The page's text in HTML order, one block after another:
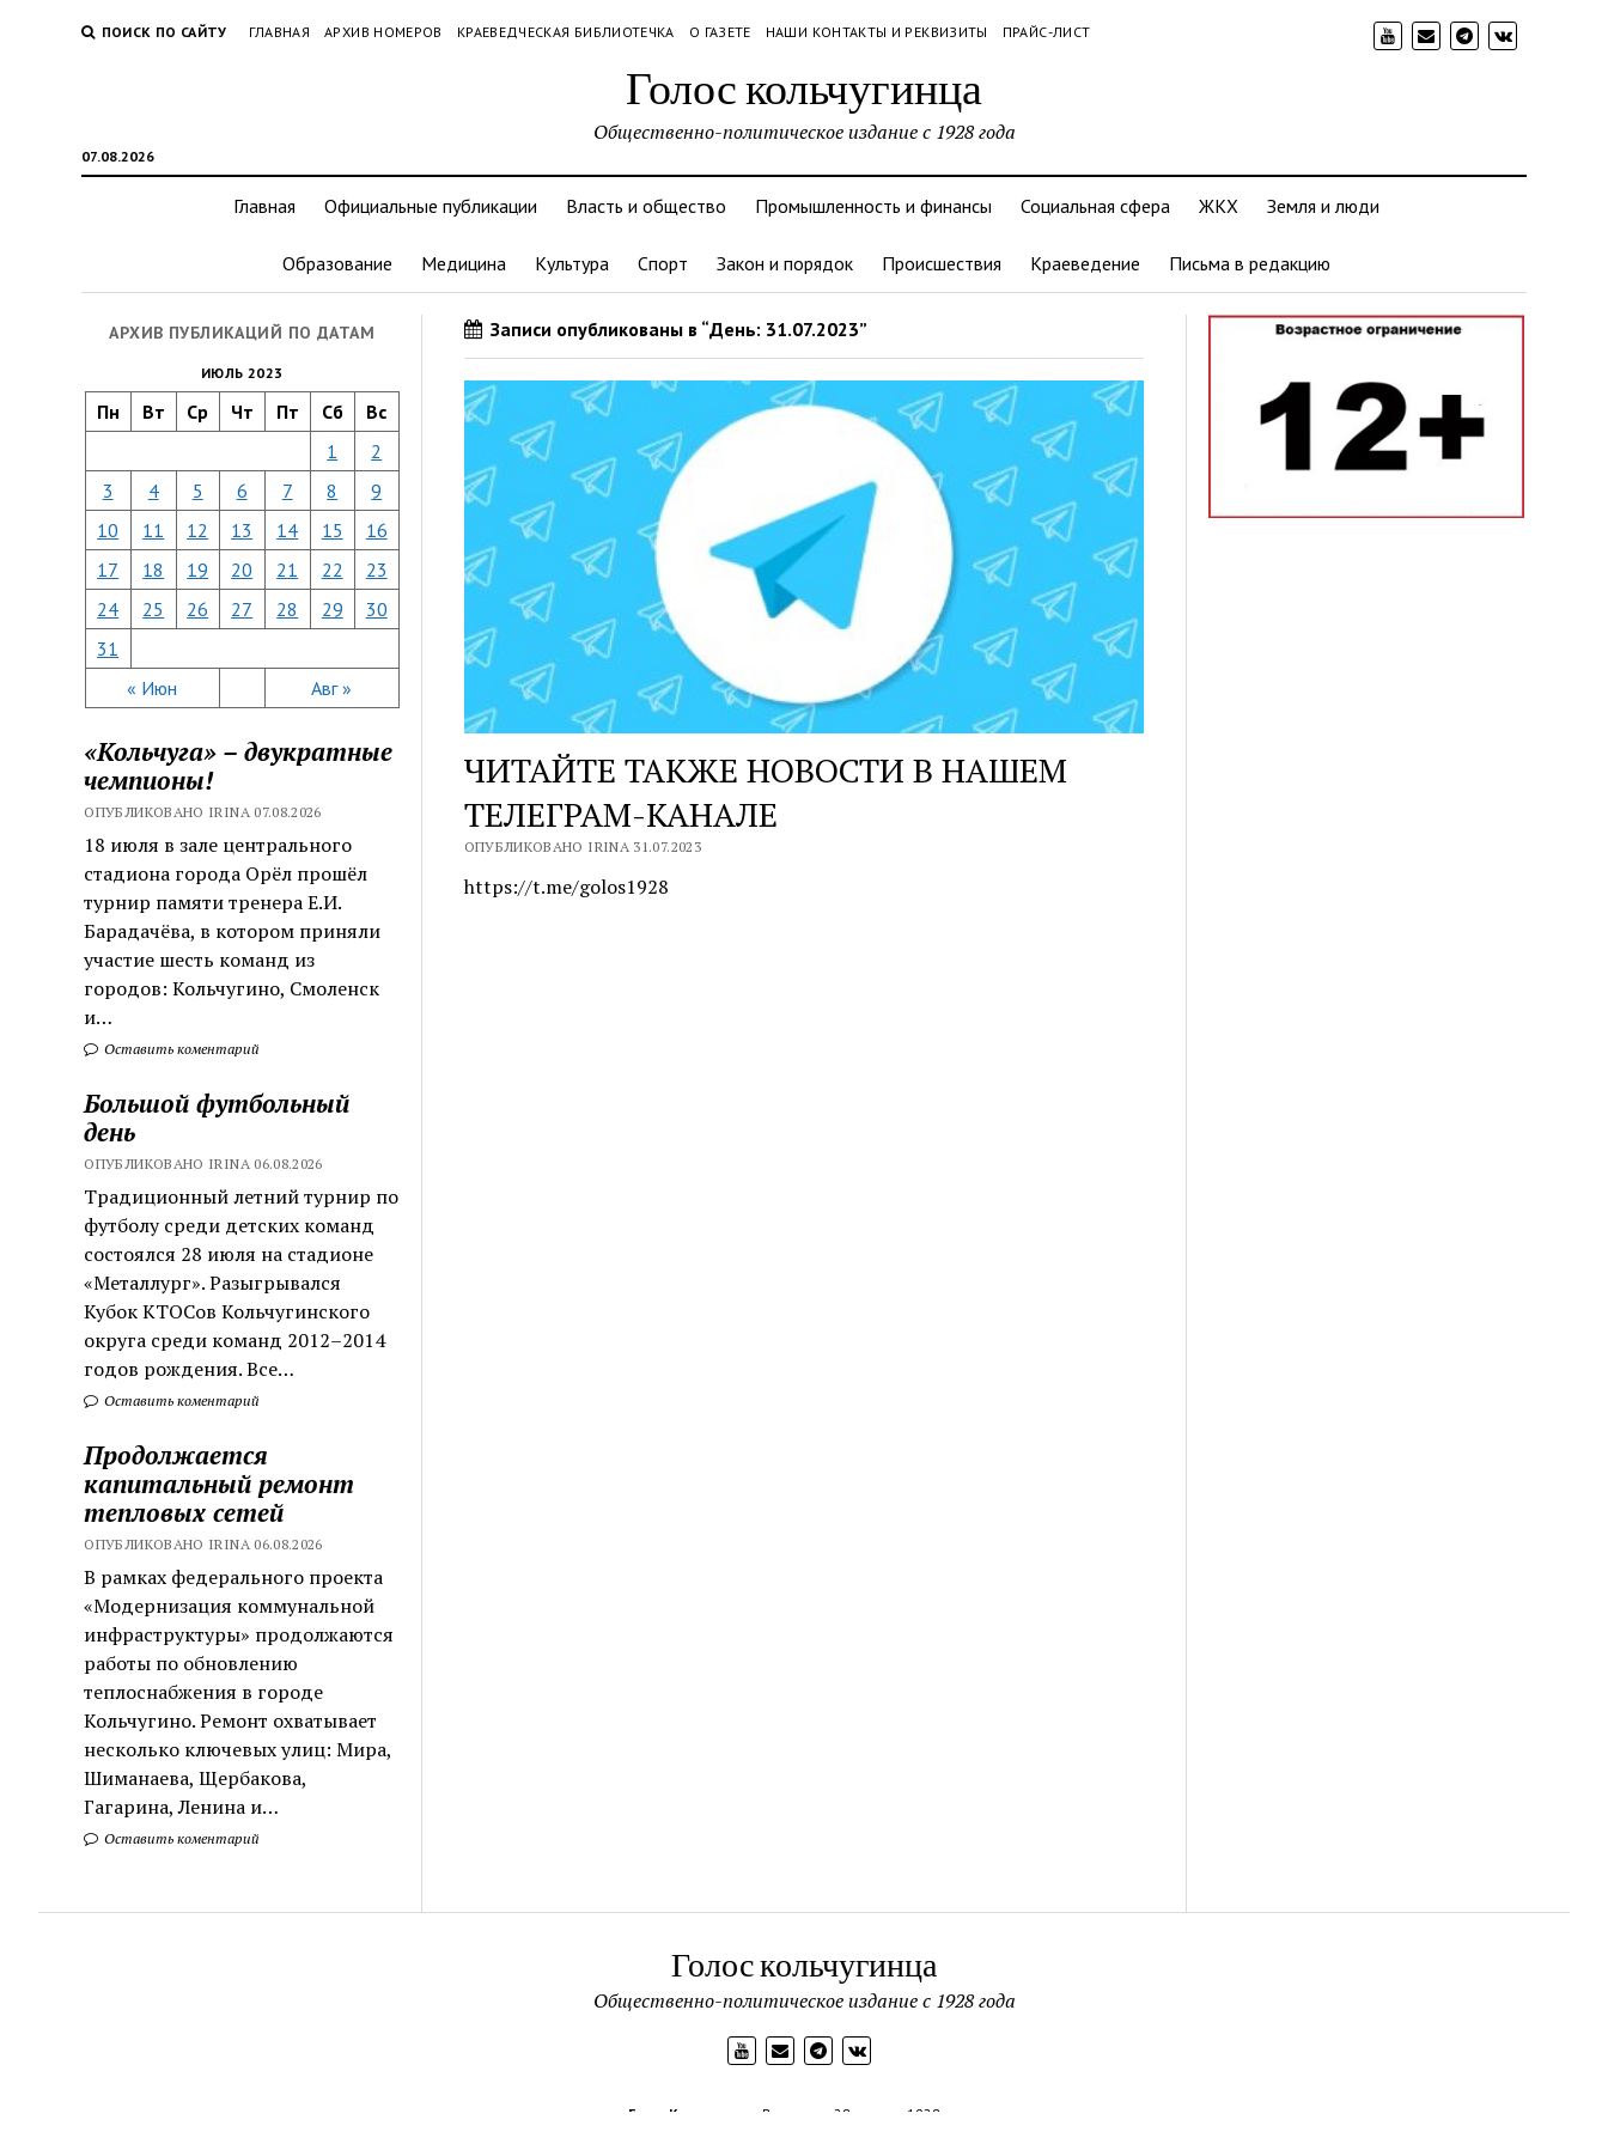
ПОИСК ПО САЙТУ ГЛАВНАЯ АРХИВ НОМЕРОВ КРАЕВЕДЧЕСКАЯ БИБЛИОТЕЧКА О ГАЗЕТЕ НАШИ КОНТАКТЫ И РЕКВИЗИТЫ ПРАЙС-ЛИСТ
Голос кольчугинца
07.08.2026
Общественно-политическое издание с 1928 года
Главная Официальные публикации Власть и общество Промышленность и финансы Социальная сфера ЖКХ Земля и люди
Образование Медицина Культура Спорт Закон и порядок Происшествия Краеведение Письма в редакцию
АРХИВ ПУБЛИКАЦИЙ ПО ДАТАМ
ИЮЛЬ 2023
Пн Вт Ср Чт Пт Сб Вс
« Июн Авг »
1
2
3
4 5 6 7 8
9
10
11 12 13 14 15
16
17
18 19 20 21 22
23
24
25 26 27 28 29
30
31
«Кольчуга» – двукратные
чемпионы!
ОПУБЛИКОВАНО IRINA 07.08.2026
18 июля в зале центрального
стадиона города Орёл прошёл
турнир памяти тренера Е.И.
Барадачёва, в котором приняли
участие шесть команд из
городов: Кольчугино, Смоленск
и…
Оставить коментарий
Большой футбольный
день
ОПУБЛИКОВАНО IRINA 06.08.2026
Традиционный летний турнир по
футболу среди детских команд
состоялся 28 июля на стадионе
«Металлург». Разыгрывался
Кубок КТОСов Кольчугинского
округа среди команд 2012–2014
годов рождения. Все…
Оставить коментарий
Продолжается
капитальный ремонт
тепловых сетей
ОПУБЛИКОВАНО IRINA 06.08.2026
В рамках федерального проекта
«Модернизация коммунальной
инфраструктуры» продолжаются
работы по обновлению
теплоснабжения в городе
Кольчугино. Ремонт охватывает
несколько ключевых улиц: Мира,
Шиманаева, Щербакова,
Гагарина, Ленина и…
Оставить коментарий
Записи опубликованы в “День: 31.07.2023”
ЧИТАЙТЕ ТАКЖЕ НОВОСТИ В НАШЕМ
ТЕЛЕГРАМ-КАНАЛЕ
ОПУБЛИКОВАНО IRINA 31.07.2023
https://t.me/golos1928
Голос кольчугинца
Общественно-политическое издание с 1928 года
Голос Кольчугинца Выходит с 28 апреля 1928 года.